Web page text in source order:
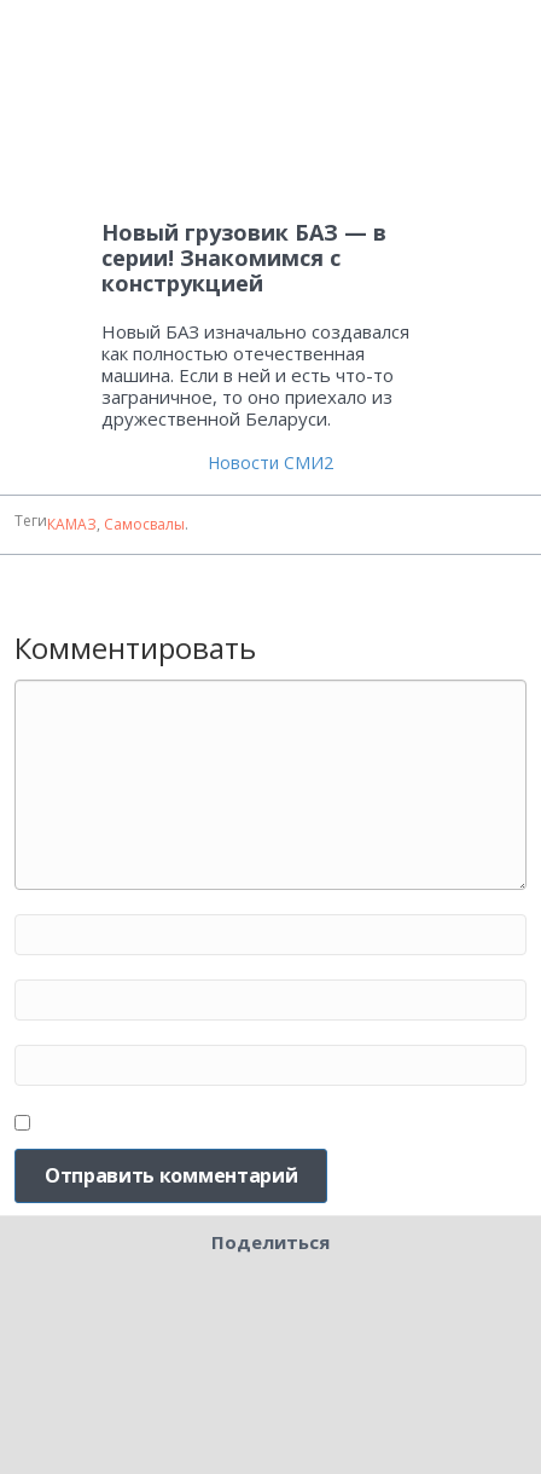
Новый грузовик БАЗ — в
серии! Знакомимся с
конструкцией
Новый БАЗ изначально создавался
как полностью отечественная
машина. Если в ней и есть что-то
заграничное, то оно приехало из
дружественной Беларуси.
Новости СМИ2
ТегиКАМАЗ, Самосвалы.
Комментировать
Поделиться